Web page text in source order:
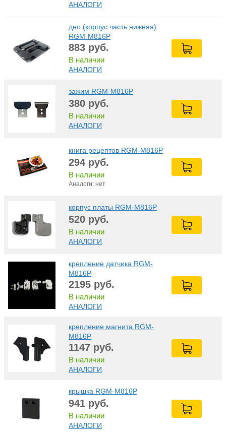
АНАЛОГИ
дно (корпус часть нижняя)
RGM-M816Р
883 руб.
В наличии
АНАЛОГИ
зажим RGM-M816Р
380 руб.
В наличии
АНАЛОГИ
книга рецептов RGM-M816Р
294 руб.
В наличии
Аналоги: нет
корпус платы RGM-M816Р
520 руб.
В наличии
АНАЛОГИ
крепление датчика RGM-
M816Р
2195 руб.
В наличии
АНАЛОГИ
крепление магнита RGM-
M816Р
1147 руб.
В наличии
АНАЛОГИ
крышка RGM-M816Р
941 руб.
В наличии
АНАЛОГИ